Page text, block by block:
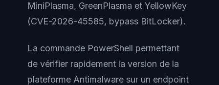
MiniPlasma, GreenPlasma et YellowKey
(CVE-2026-45585, bypass BitLocker).
La commande PowerShell permettant
de vérifier rapidement la version de la
plateforme Antimalware sur un endpoint